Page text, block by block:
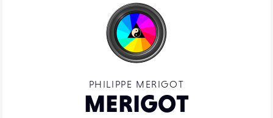
PHILIPPE MERIGOT
MERIGOT